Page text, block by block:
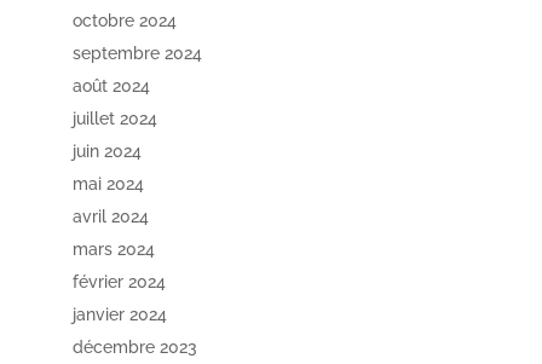
octobre 2024
septembre 2024
août 2024
juillet 2024
juin 2024
mai 2024
avril 2024
mars 2024
février 2024
janvier 2024
décembre 2023